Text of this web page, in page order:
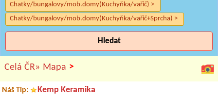
Chatky/bungalovy/mob.domy(Kuchyňka/vařič) >
Chatky/bungalovy/mob.domy(Kuchyňka/vařič+Sprcha) >
Hledat
Celá ČR» Mapa >
Náš Tip: Kemp Keramika